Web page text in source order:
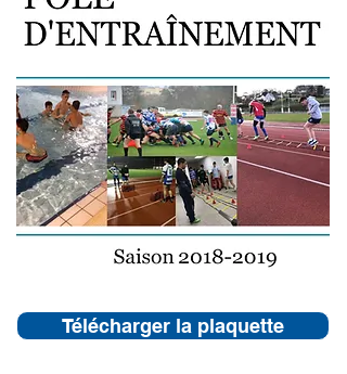
Télécharger la plaquette